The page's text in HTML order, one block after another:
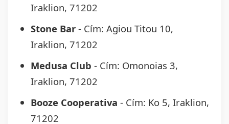
Iraklion, 71202
Stone Bar - Cím: Agiou Titou 10,
Iraklion, 71202
Medusa Club - Cím: Omonoias 3,
Iraklion, 71202
Booze Cooperativa - Cím: Ko 5, Iraklion,
71202